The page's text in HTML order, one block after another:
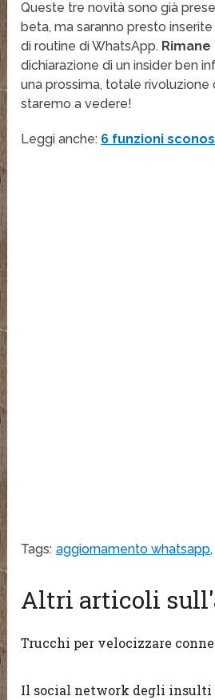
Queste tre novità sono già
beta, ma saranno presto
di routine di WhatsApp.
dichiarazione di un insider ben
una prossima, totale rivoluzione
staremo a vedere!
Leggi anche: 6 funzioni
Tags: aggiornamento whatsapp,
Altri articoli
Trucchi per velocizzare
Il social network degli insulti